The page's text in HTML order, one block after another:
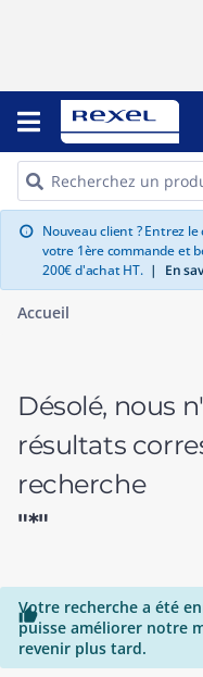
info Nouveau client ? Entrez
votre 1ère commande et
200€ d'achat HT. | En
Accueil
Désolé, nous
résultats
recherche
"*"

Votre recherche a été
puisse améliorer notre
revenir plus tard.